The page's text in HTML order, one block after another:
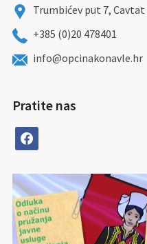
Trumbićev put 7, Cavtat
+385 (0)20 478401
info@opcinakonavle.hr
Pratite nas
facebook